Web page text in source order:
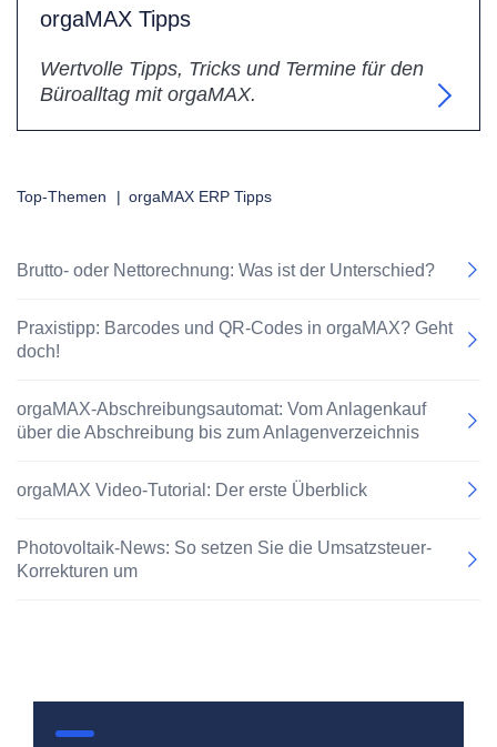
orgaMAX Tipps
Wertvolle Tipps, Tricks und Termine für den
Büroalltag mit orgaMAX.
Top-Themen | orgaMAX ERP Tipps
Brutto- oder Nettorechnung: Was ist der Unterschied?
Praxistipp: Barcodes und QR-Codes in orgaMAX? Geht
doch!
orgaMAX-Abschreibungsautomat: Vom Anlagenkauf
über die Abschreibung bis zum Anlagenverzeichnis
orgaMAX Video-Tutorial: Der erste Überblick
Photovoltaik-News: So setzen Sie die Umsatzsteuer-
Korrekturen um